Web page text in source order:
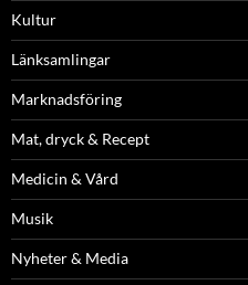
Kultur
Länksamlingar
Marknadsföring
Mat, dryck & Recept
Medicin & Vård
Musik
Nyheter & Media